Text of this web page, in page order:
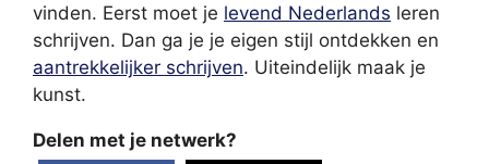
vinden. Eerst moet je levend Nederlands leren
schrijven. Dan ga je je eigen stijl ontdekken en
aantrekkelijker schrijven. Uiteindelijk maak je
kunst.
Delen met je netwerk?